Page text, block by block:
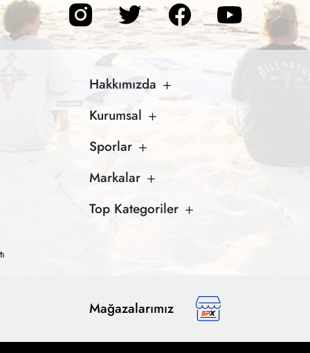
Hakkımızda
Kurumsal
Sporlar
Markalar
Top Kategoriler
Mağazalarımız